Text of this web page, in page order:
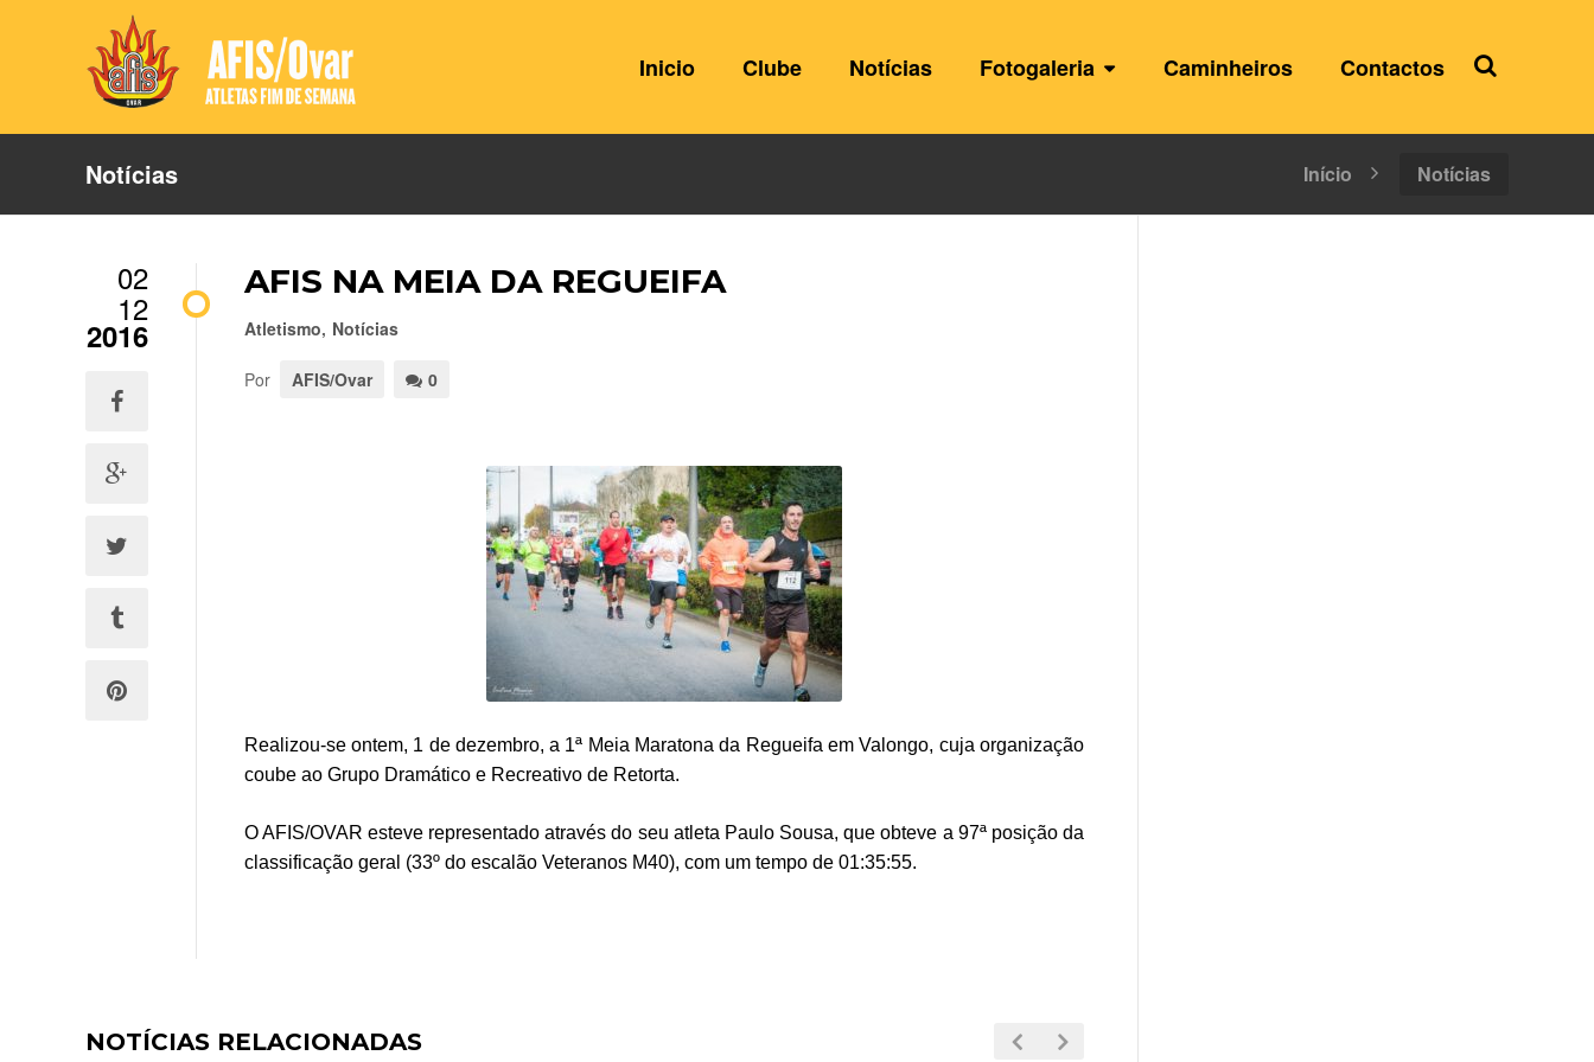
Inicio Clube Notícias Fotogaleria Caminheiros Contactos
Notícias Início Notícias
02
12
2016
AFIS NA MEIA DA REGUEIFA
Atletismo, Notícias
Por AFIS/Ovar 0
Realizou-se ontem, 1 de dezembro, a 1ª Meia Maratona da Regueifa em Valongo, cuja organização
coube ao Grupo Dramático e Recreativo de Retorta.
O AFIS/OVAR esteve representado através do seu atleta Paulo Sousa, que obteve a 97ª posição da
classificação geral (33º do escalão Veteranos M40), com um tempo de 01:35:55.
NOTÍCIAS RELACIONADAS